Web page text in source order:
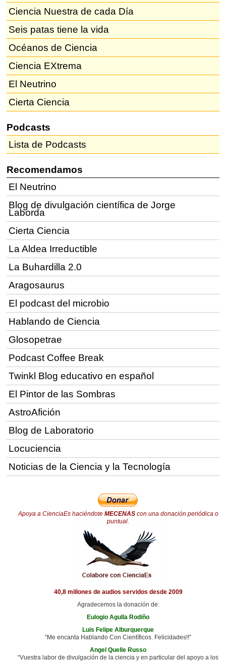
Ciencia Nuestra de cada Día
Seis patas tiene la vida
Océanos de Ciencia
Ciencia EXtrema
El Neutrino
Cierta Ciencia
Podcasts
Lista de Podcasts
Recomendamos
El Neutrino
Blog de divulgación científica de Jorge
Laborda
Cierta Ciencia
La Aldea Irreductible
La Buhardilla 2.0
Aragosaurus
El podcast del microbio
Hablando de Ciencia
Glosopetrae
Podcast Coffee Break
Twinkl Blog educativo en español
El Pintor de las Sombras
AstroAfición
Blog de Laboratorio
Locuciencia
Noticias de la Ciencia y la Tecnología
Apoya a CienciaEs haciéndote MECENAScon una donación periódica o
puntual.
40,8 millones de audios servidos desde 2009
Agradecemos la donación de:
Eulogio Agulla Rodiño
Luis Felipe Alburquerque
“Me encanta Hablando Con Científicos. Felicidades!!”
Angel Quelle Russo
“Vuestra labor de divulgación de la ciencia y en particular del apoyo a los